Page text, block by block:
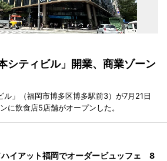
シティビル」開業、商業ゾーン
ル」（福岡市博多区博多駅前3）が7月21日
に飲食店5店舗がオープンした。
ハイアット福岡でオーダービュッフェ 8